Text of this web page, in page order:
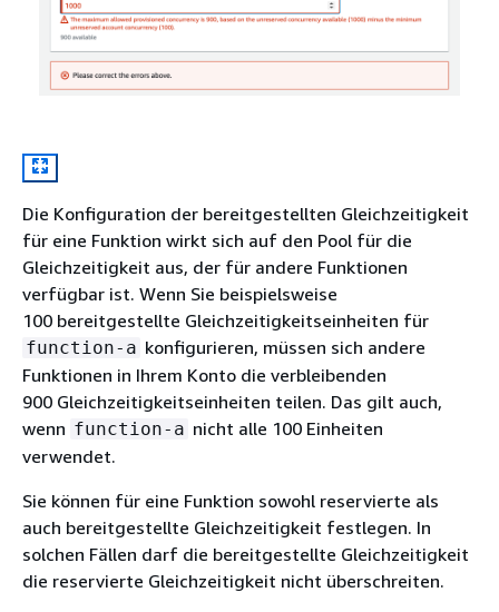
Die Konfiguration der bereitgestellten Gleichzeitigkeit
für eine Funktion wirkt sich auf den Pool für die
Gleichzeitigkeit aus, der für andere Funktionen
verfügbar ist. Wenn Sie beispielsweise
100 bereitgestellte Gleichzeitigkeitseinheiten für
function-a konfigurieren, müssen sich andere
Funktionen in Ihrem Konto die verbleibenden
900 Gleichzeitigkeitseinheiten teilen. Das gilt auch,
wenn function-a nicht alle 100 Einheiten
verwendet.
Sie können für eine Funktion sowohl reservierte als
auch bereitgestellte Gleichzeitigkeit festlegen. In
solchen Fällen darf die bereitgestellte Gleichzeitigkeit
die reservierte Gleichzeitigkeit nicht überschreiten.